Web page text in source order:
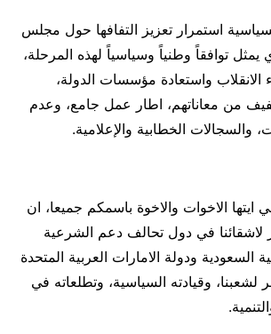
استمرار تعزيز التفافها حول مجلس
يمثل توافقاً وطنياً وسياسياً لهذه المرحلة،
واستعادة مؤسسات الدولة،
من معاناتهم، اطار عمل جامع، وعدم
والسجالات الخطابية والإعلامية.
ايتها الاخوات والاخوة باسمكم جميعا، ان
لاشقائنا في دول تحالف دعم الشرعية
السعودية ودولة الامارات العربية المتحدة
وقيادته السياسية، وتطلعاته في